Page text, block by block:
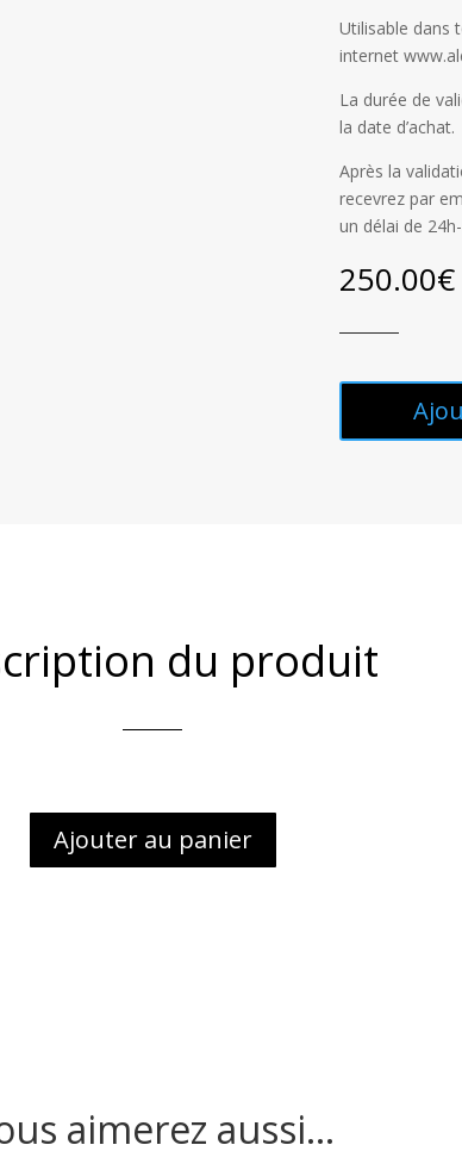
Utilisable dans
internet
La durée de
la date d’achat.
Après la
recevrez par
un délai de
250.00€
du produit
Ajouter au panier
aimerez aussi…